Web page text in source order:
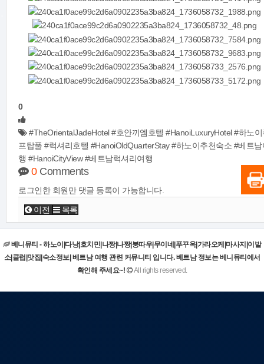
0
#TheOrientalJadeHotel #호안끼엠호텔 #HanoiLuxuryHotel #하노이
프탑풀 #럭셔리호텔 #HanoiOldQuarterStay #하노이추천숙소 #베트남
행 #HanoiCityView #베트남럭셔리여행
0Comments
로그인한 회원만 댓글 등록이 가능합니다.
이전 목록
베니뮤티 - 하노이|다낭|호치민|나짱|나짱|붕따우|무이네|푸꾸옥|가라오케|마사지|이발
소|클럽|맛집|숙소정보| 베트남 여행 관련 커뮤니티 입니다. 베트남 정보는 베니뮤티에서
확인해 주세요~!
All rights reserved.